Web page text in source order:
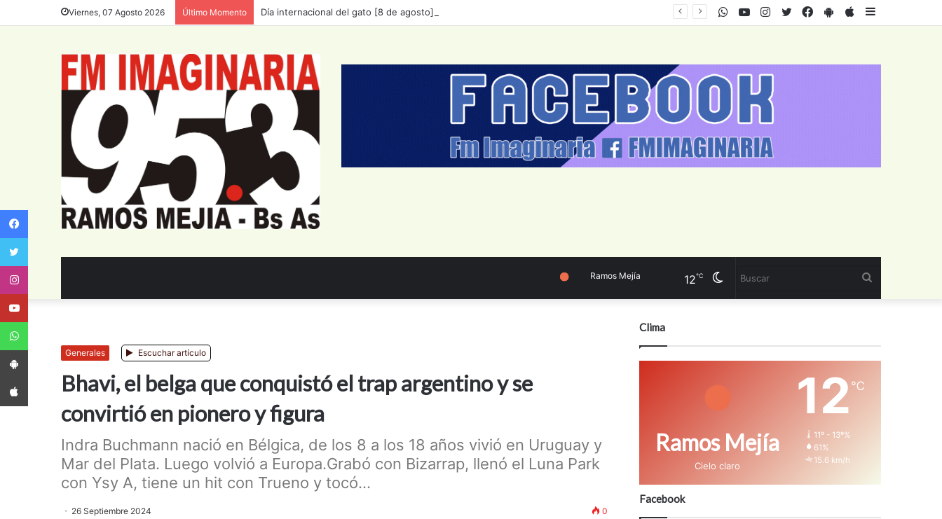
Viernes, 07 Agosto 2026 Último Momento Día internacional del gato [8 de agosto]🐱 AppStore
PlayStore
Facebook
Twitter
Instagram
Youtube
WhatsApp
Cambiar
Ramos Mejía 12℃
Generales Escuchar artículo
Bhavi, el belga que conquistó el trap argentino y se
convirtió en pionero y figura
Indra Buchmann nació en Bélgica, de los 8 a los 18 años vivió en Uruguay y
Mar del Plata. Luego volvió a Europa.Grabó con Bizarrap, llenó el Luna Park
con Ysy A, tiene un hit con Trueno y tocó...
26 Septiembre 2024 0
Clima
Ramos Mejía
Cielo claro
12 ℃
11º - 13º%
61%
15.6 km/h
Facebook
Facebook
App Android